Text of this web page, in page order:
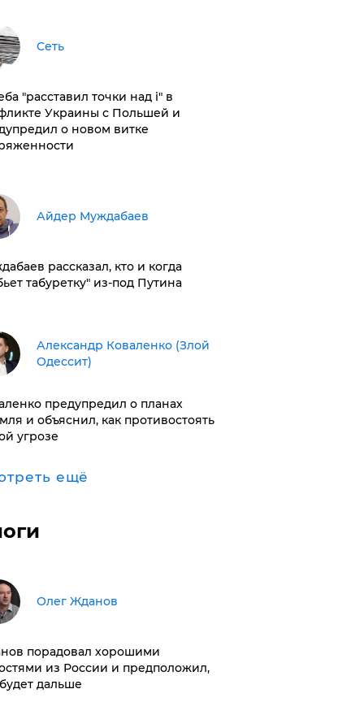
Сеть
"расставил точки над і" в
Украины с Польшей и
о новом витке
Айдер Муждабаев
рассказал, кто и когда
табуретку" из-под Путина
Александр Коваленко (Злой
Одессит)
предупредил о планах
и объяснил, как противостоять
угрозе
ещё
Олег Жданов
порадовал хорошими
из России и предположил,
дальше